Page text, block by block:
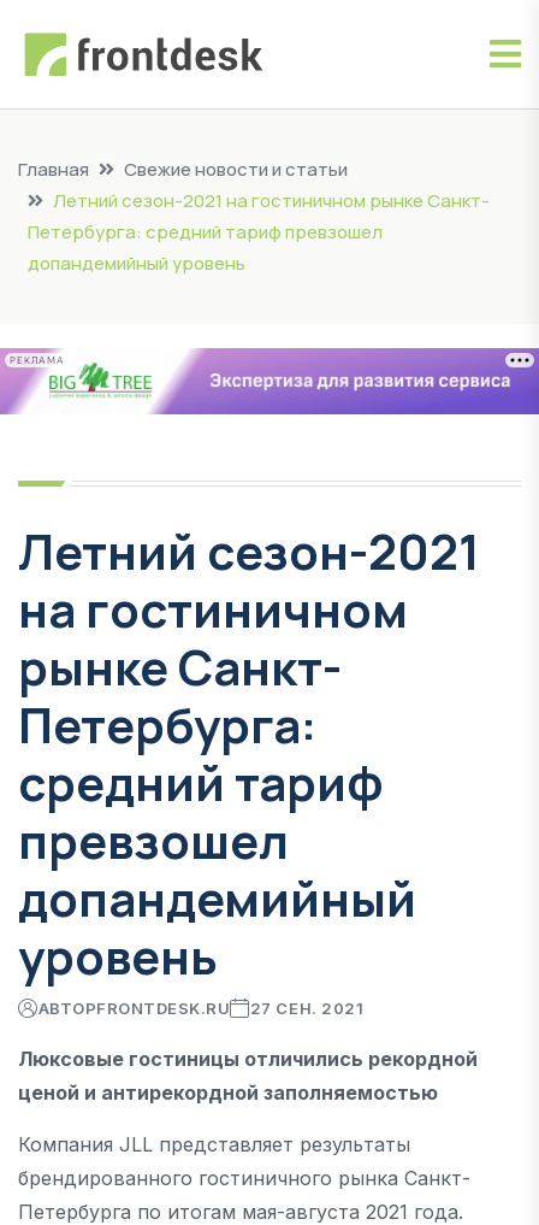
Главная
Свежие новости и статьи
Летний сезон-2021 на гостиничном рынке Санкт-
Петербурга: средний тариф превзошел
допандемийный уровень
РЕКЛАМА
Летний сезон-2021
на гостиничном
рынке Санкт-
Петербурга:
средний тариф
превзошел
допандемийный
уровень
АВТОРFRONTDESK.RU 27 СЕН. 2021
Люксовые гостиницы отличились рекордной
ценой и антирекордной заполняемостью
Компания JLL представляет результаты
брендированного гостиничного рынка Санкт-
Петербурга по итогам мая-августа 2021 года.